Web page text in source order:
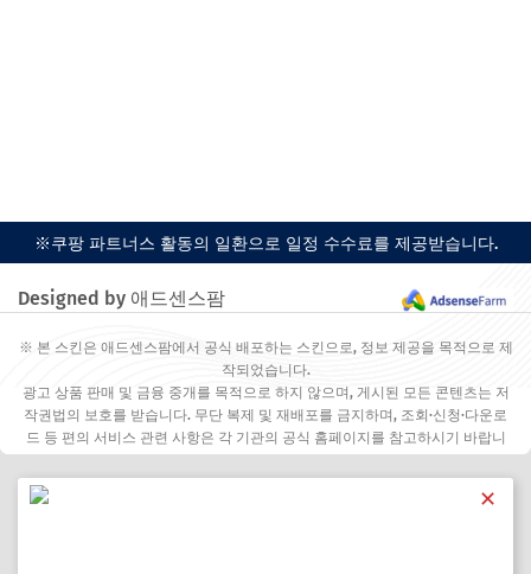
※쿠팡 파트너스 활동의 일환으로 일정 수수료를 제공받습니다.
Designed by 애드센스팜
※ 본 스킨은 애드센스팜에서 공식 배포하는 스킨으로, 정보 제공을 목적으로 제
작되었습니다.
광고 상품 판매 및 금융 중개를 목적으로 하지 않으며, 게시된 모든 콘텐츠는 저
작권법의 보호를 받습니다. 무단 복제 및 재배포를 금지하며, 조회·신청·다운로
드 등 편의 서비스 관련 사항은 각 기관의 공식 홈페이지를 참고하시기 바랍니
✕